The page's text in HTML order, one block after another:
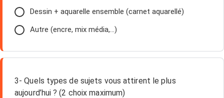
Dessin + aquarelle ensemble (carnet aquarellé)
Autre (encre, mix média,…)
3- Quels types de sujets vous attirent le plus
aujourd’hui ? (2 choix maximum)